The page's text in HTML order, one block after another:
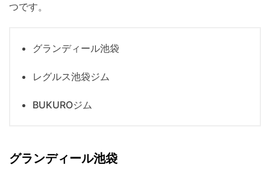
つです。
グランディール池袋
レグルス池袋ジム
BUKUROジム
グランディール池袋